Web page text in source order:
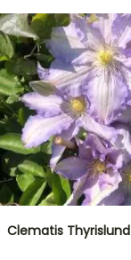
Clematis Thyrislund